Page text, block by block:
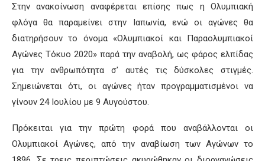
Στην ανακοίνωση αναφέρεται επίσης πως η Ολυμπιακή
φλόγα θα παραμείνει στην Ιαπωνία, ενώ οι αγώνες θα
διατηρήσουν το όνομα «Ολυμπιακοί και Παραολυμπιακοί
Αγώνες Τόκυο 2020» παρά την αναβολή, ως φάρος ελπίδας
για την ανθρωπότητα σ’ αυτές τις δύσκολες στιγμές.
Σημειώνεται ότι, οι αγώνες ήταν προγραμματισμένοι να
γίνουν 24 Ιουλίου με 9 Αυγούστου.
Πρόκειται για την πρώτη φορά που αναβάλλονται οι
Ολυμπιακοί Αγώνες, από την αναβίωση των Αγώνων το